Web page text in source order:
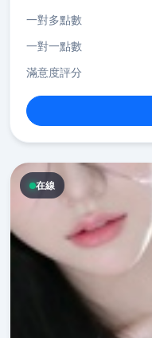
一對多點數
一對一點數
滿意度評分
在線